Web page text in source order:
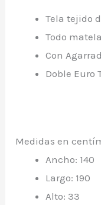
Tela tejido
Todo
Con
Doble Euro
Medidas en
Ancho: 140
Largo: 190
Alto: 33